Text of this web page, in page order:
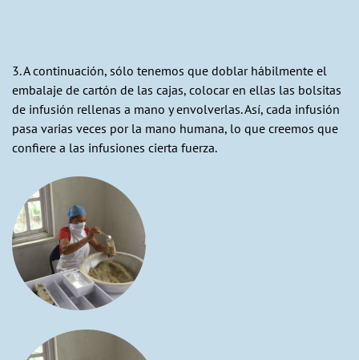
3. A continuación, sólo tenemos que doblar hábilmente el
embalaje de cartón de las cajas, colocar en ellas las bolsitas
de infusión rellenas a mano y envolverlas. Así, cada infusión
pasa varias veces por la mano humana, lo que creemos que
confiere a las infusiones cierta fuerza.